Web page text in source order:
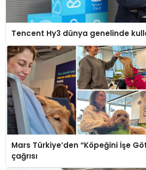
Tencent Hy3 dünya genelinde
Mars Türkiye’den “Köpeğini İşe
çağrısı